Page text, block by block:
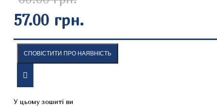
57.00 грн.
СПОВІСТИТИ ПРО НАЯВНІСТЬ
ОПИС ВІДГУКИ
У цьому зошиті ви